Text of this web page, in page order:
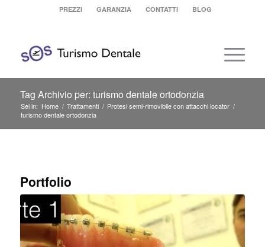
PREZZI GARANZIA CONTATTI BLOG
Tag Archivio per: turismo dentale ortodonzia
Sei in: Home / Trattamenti / Protesi semi-rimovibile con attacchi locator /
turismo dentale ortodonzia
Portfolio